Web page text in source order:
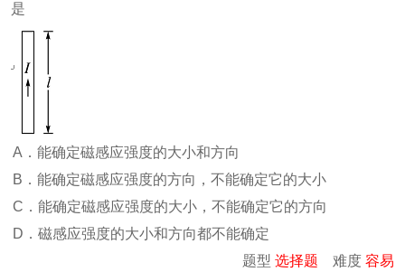
是
A．能确定磁感应强度的大小和方向
B．能确定磁感应强度的方向，不能确定它的大小
C．能确定磁感应强度的大小，不能确定它的方向
D．磁感应强度的大小和方向都不能确定
题型 选择题 难度 容易